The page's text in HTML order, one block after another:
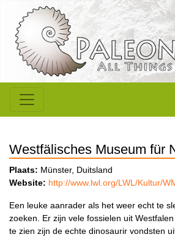
Westfälisches Museum für
Plaats: Münster, Duitsland
Website: http://www.lwl.org/LWL/Kultur/
Een leuke aanrader als het weer echt te
zoeken. Er zijn vele fossielen uit
te zien zijn de echte dinosaurir vondsten